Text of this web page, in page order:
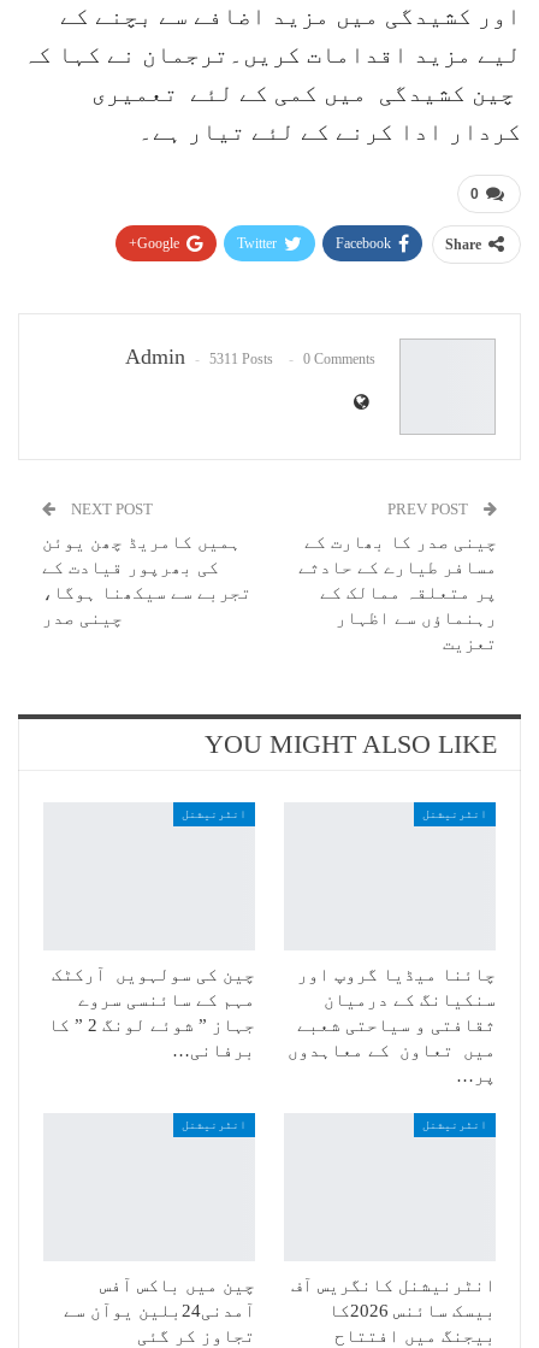
اور کشیدگی میں مزید اضافے سے بچنے کے
لیے مزید اقدامات کریں۔ترجمان نے کہا کہ
چین کشیدگی میں کمی کے لئے تعمیری
کردار ادا کرنے کے لئے تیار ہے۔
0
Share
Facebook
Twitter
Google+
Admin 5311 Posts 0 Comments
چینی صدر کا بھارت کے
مسافر طیارے کے حادثے
پر متعلقہ ممالک کے
رہنماؤں سے اظہار
تعزیت
NEXT POST
ہمیں کامریڈ چھن یوئن
کی بھرپور قیادت کے
تجربے سے سیکھنا ہوگا،
چینی صدر
YOU MIGHT ALSO LIKE
انٹرنیشنل
چائنا میڈیا گروپ اور
سنکیانگ کے درمیان
ثقافتی و سیاحتی شعبے
میں تعاون کے معاہدوں
پر…
انٹرنیشنل
چین کی سولہویں آرکٹک
مہم کے سائنسی سروے
جہاز ” شوئے لونگ 2 ” کا
برفانی…
انٹرنیشنل
انٹرنیشنل کانگریس آف
بیسک سائنس 2026کا
بیجنگ میں افتتاح
انٹرنیشنل
چین میں باکس آفس
آمدنی24بلین یوآن سے
تجاوز کر گئی